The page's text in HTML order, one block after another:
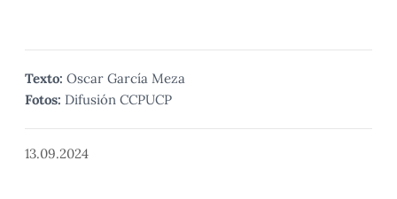
Texto: Oscar García Meza
Fotos: Difusión CCPUCP
13.09.2024